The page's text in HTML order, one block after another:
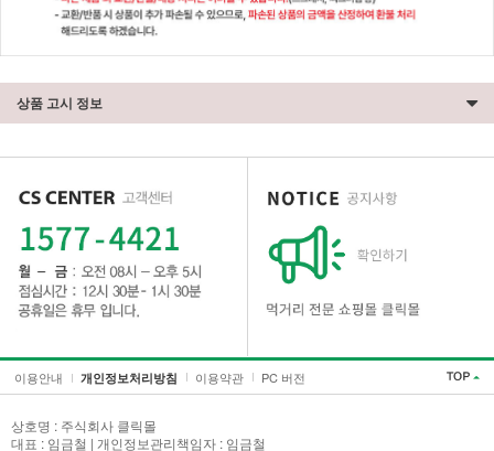
세요!
상품 고시 정보
이용안내 개인정보처리방침 이용약관 PC 버전
상호명 : 주식회사 클릭몰
대표 : 임금철 | 개인정보관리책임자 : 임금철